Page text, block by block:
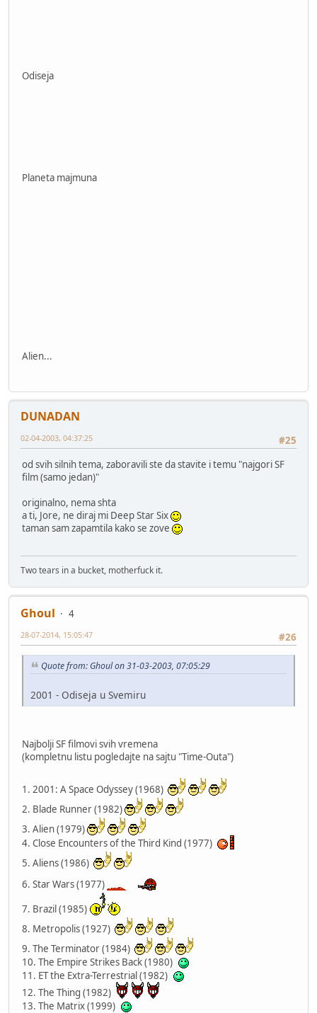
Odiseja
Planeta majmuna
Alien...
DUNADAN
#25
02-04-2003, 04:37:25
od svih silnih tema, zaboravili ste da stavite i temu "najgori SF
film (samo jedan)"
originalno, nema shta
a ti, Jore, ne diraj mi Deep Star Six
taman sam zapamtila kako se zove
Two tears in a bucket, motherfuck it.
Ghoul
4
#26
28-07-2014, 15:05:47
Quote from: Ghoul on 31-03-2003, 07:05:29
2001 - Odiseja u Svemiru
Najbolji SF filmovi svih vremena
(kompletnu listu pogledajte na sajtu "Time-Outa")
1. 2001: A Space Odyssey (1968)
2. Blade Runner (1982)
3. Alien (1979)
4. Close Encounters of the Third Kind (1977)
5. Aliens (1986)
6. Star Wars (1977)
7. Brazil (1985)
8. Metropolis (1927)
9. The Terminator (1984)
10. The Empire Strikes Back (1980)
11. ET the Extra-Terrestrial (1982)
12. The Thing (1982)
13. The Matrix (1999)